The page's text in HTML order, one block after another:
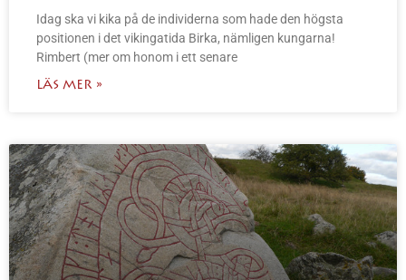
Idag ska vi kika på de individerna som hade den högsta
positionen i det vikingatida Birka, nämligen kungarna!
Rimbert (mer om honom i ett senare
LÄS MER »